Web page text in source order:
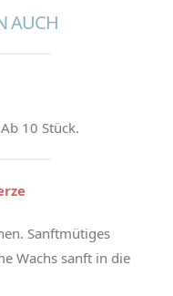
AUCH
10 Stück.
Sanftmütiges
Wachs sanft in die